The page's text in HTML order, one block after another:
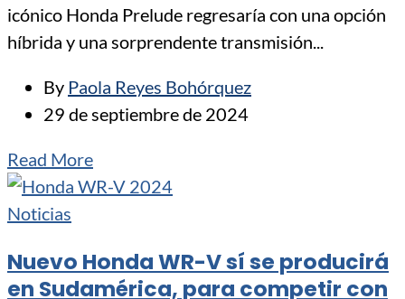
icónico Honda Prelude regresaría con una opción
híbrida y una sorprendente transmisión...
By Paola Reyes Bohórquez
29 de septiembre de 2024
Read More
Noticias
Nuevo Honda WR-V sí se producirá
en Sudamérica, para competir con